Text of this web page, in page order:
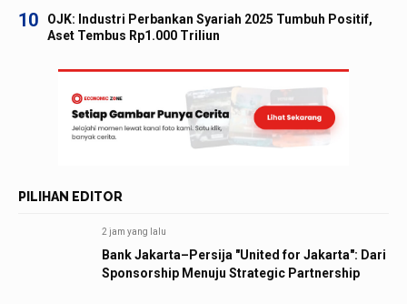
10
OJK: Industri Perbankan Syariah 2025 Tumbuh Positif,
Aset Tembus Rp1.000 Triliun
PILIHAN EDITOR
2 jam yang lalu
Bank Jakarta–Persija "United for Jakarta": Dari
Sponsorship Menuju Strategic Partnership